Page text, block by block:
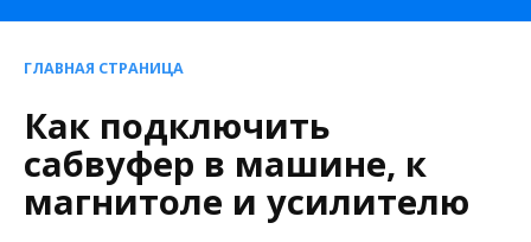
ГЛАВНАЯ СТРАНИЦА
Как подключить
сабвуфер в машине, к
магнитоле и усилителю